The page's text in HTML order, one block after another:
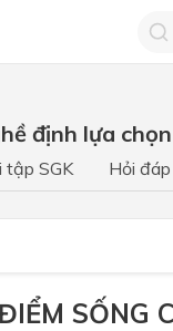
CHỦ ĐỀ /
định lựa
tập SGK Hỏi đáp
SỐNG